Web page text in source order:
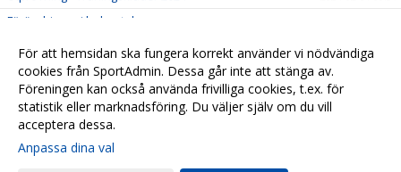
Förändringar i ledarstaben
Markaryds IF 2023-11-13 10:47
Årets julklapp 2023-11-13 10:45
Välkommen till vår nya hemsida! 2023-09-25 10:41
För att hemsidan ska fungera korrekt använder vi nödvändiga
cookies från SportAdmin. Dessa går inte att stänga av.
Föreningen kan också använda frivilliga cookies, t.ex. för
statistik eller marknadsföring. Du väljer själv om du vill
acceptera dessa.
Anpassa dina val